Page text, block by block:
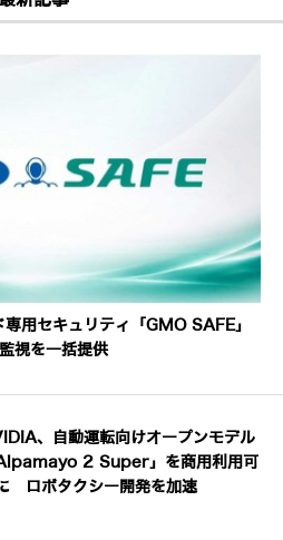
用セキュリティ「GMO SAFE」
視を一括提供
、自動運転向けオープンモデル
Alpamayo 2 Super」を商用利用可
ロボタクシー開発を加速